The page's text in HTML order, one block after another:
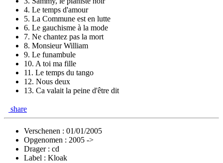
4. Le temps d'amour
5. La Commune est en lutte
6. Le gauchisme à la mode
7. Ne chantez pas la mort
8. Monsieur William
9. Le funambule
10. A toi ma fille
11. Le temps du tango
12. Nous deux
13. Ca valait la peine d'être dit
share
Verschenen : 01/01/2005
Opgenomen : 2005 ->
Drager : cd
Label : Kloak